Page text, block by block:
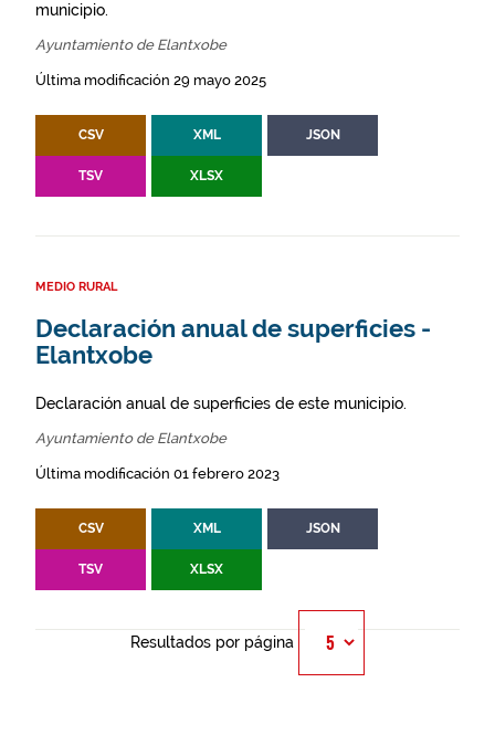
municipio.
Ayuntamiento de Elantxobe
Última modificación 29 mayo 2025
CSV XML JSON
TSV XLSX
MEDIO RURAL
Declaración anual de superficies -
Elantxobe
Declaración anual de superficies de este municipio.
Ayuntamiento de Elantxobe
Última modificación 01 febrero 2023
CSV XML JSON
TSV XLSX
Resultados por página